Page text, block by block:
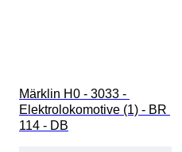
Märklin H0 - 3033 -
Elektrolokomotive (1) - BR
114 - DB